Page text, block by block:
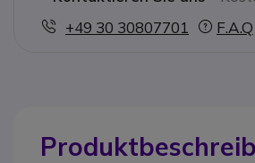
+49 30 30807701
F.A.Q